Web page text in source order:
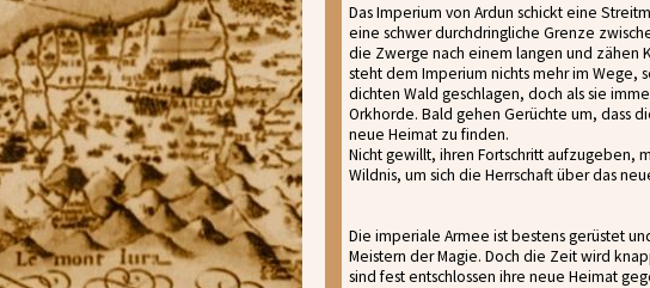
Das Imperium von Ardun schickt eine
eine schwer durchdringliche Grenze
die Zwerge nach einem langen und zähen
steht dem Imperium nichts mehr im Wege,
dichten Wald geschlagen, doch als sie
Orkhorde. Bald gehen Gerüchte um, dass
neue Heimat zu finden.
Nicht gewillt, ihren Fortschritt aufzugeben,
Wildnis, um sich die Herrschaft über das
Die imperiale Armee ist bestens gerüstet
Meistern der Magie. Doch die Zeit wird
sind fest entschlossen ihre neue Heimat